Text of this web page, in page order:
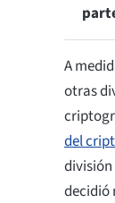
A
otras
del
decidió